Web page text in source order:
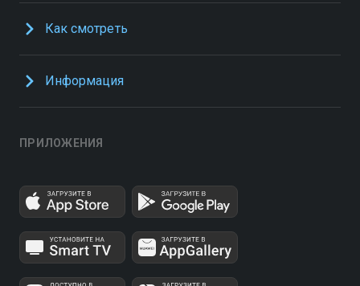
Как смотреть
Информация
ПРИЛОЖЕНИЯ